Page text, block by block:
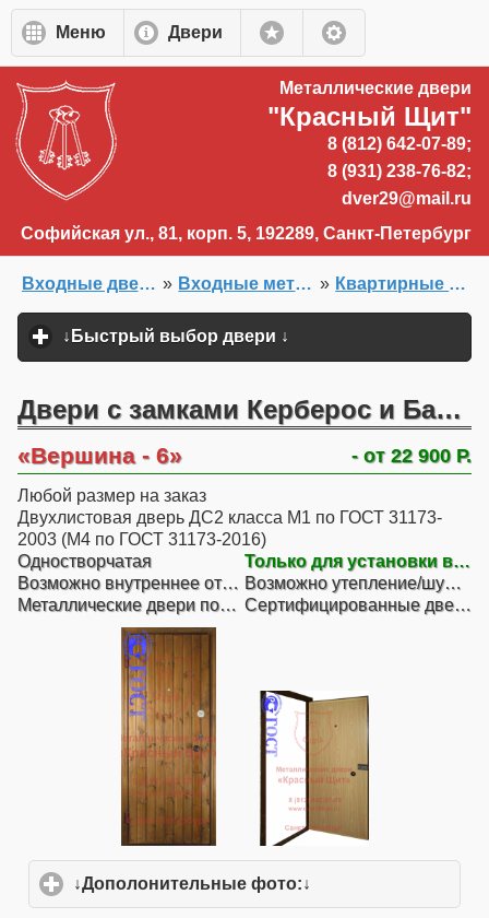
Перейти к основному содержанию
Меню
Двери
Металлические двери
"Красный Щит"
8 (812) 642-07-89;
8 (931) 238-76-82;
dver29@mail.ru
Софийская ул., 81, корп. 5, 192289, Санкт-Петербург
Квартирные двери
»
Входные металлические двери в квартиру
»
Входные двери на заказ
↓Быстрый выбор двери ↓
Двери с замками Керберос и Барьер
Вершина - 6 - от 22 900 Р.
Любой размер на заказ
Двухлистовая дверь ДС2 класса М1 по ГОСТ 31173-
2003 (М4 по ГОСТ 31173-2016)
Одностворчатая
Только для установки внутри помещений
Возможно внутреннее открывание
Возможно утепление/шумоизоляция
Металлические двери повышенной взломостойкости
Сертифицированные двери ГОСТ
↓Дополонительные фото:↓